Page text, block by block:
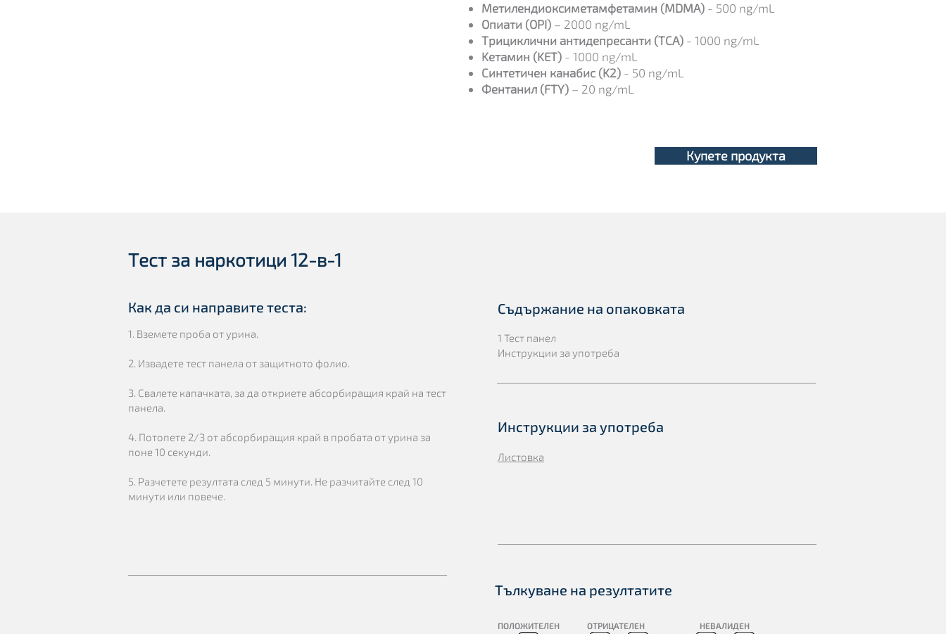
Mетилендиоксиметамфетамин (MDMA) - 500 ng/mL
Oпиати (OPI) – 2000 ng/mL
Tрициклични антидепресанти (TCA) - 1000 ng/mL
Kетамин (KET) - 1000 ng/mL
Синтетичен канабис (K2) - 50 ng/mL
Фентанил (FTY) – 20 ng/mL
Купете продукта
Tест за наркотици 12-в-1
Как да си направите теста:
1. Вземете проба от урина.
2. Извадете тест панела от защитното фолио.
3. Свалете капачката, за да откриете абсорбиращия край на тест
панела.
4. Потопете 2/3 от абсорбиращия край в пробата от урина за
поне 10 секунди.
5. Разчетете резултата след 5 минути. Не разчитайте след 10
минути или повече.
Съдържание на опаковката
1 Тест панел
Инструкции за употреба
Инструкции за употреба
Листовка
Тълкуване на резултатите
ПОЛОЖИТЕЛЕН ОТРИЦАТЕЛЕН НЕВАЛИДЕН